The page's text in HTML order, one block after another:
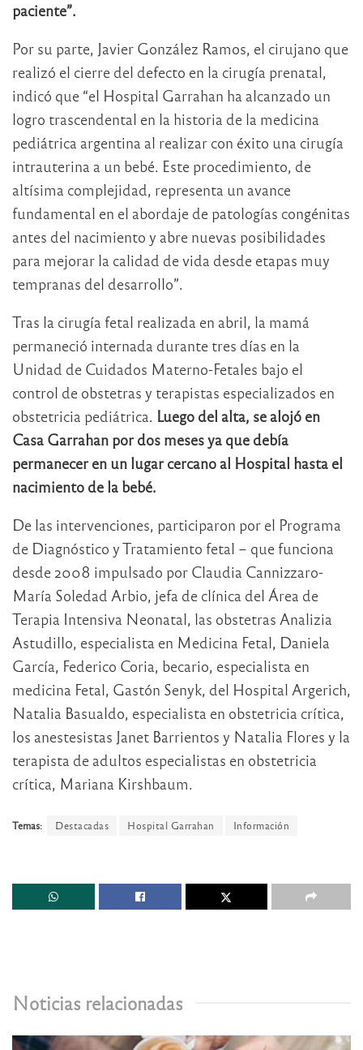
paciente”.
Por su parte, Javier González Ramos, el cirujano que
realizó el cierre del defecto en la cirugía prenatal,
indicó que “el Hospital Garrahan ha alcanzado un
logro trascendental en la historia de la medicina
pediátrica argentina al realizar con éxito una cirugía
intrauterina a un bebé. Este procedimiento, de
altísima complejidad, representa un avance
fundamental en el abordaje de patologías congénitas
antes del nacimiento y abre nuevas posibilidades
para mejorar la calidad de vida desde etapas muy
tempranas del desarrollo”.
Tras la cirugía fetal realizada en abril, la mamá
permaneció internada durante tres días en la
Unidad de Cuidados Materno-Fetales bajo el
control de obstetras y terapistas especializados en
obstetricia pediátrica. Luego del alta, se alojó en
Casa Garrahan por dos meses ya que debía
permanecer en un lugar cercano al Hospital hasta el
nacimiento de la bebé.
De las intervenciones, participaron por el Programa
de Diagnóstico y Tratamiento fetal – que funciona
desde 2008 impulsado por Claudia Cannizzaro-
María Soledad Arbio, jefa de clínica del Área de
Terapia Intensiva Neonatal, las obstetras Analizia
Astudillo, especialista en Medicina Fetal, Daniela
García, Federico Coria, becario, especialista en
medicina Fetal, ⁠Gastón Senyk, del Hospital Argerich,
Natalia Basualdo, especialista en obstetricia crítica,
los anestesistas Janet Barrientos y Natalia Flores y la
terapista de adultos especialistas en obstetricia
crítica, Mariana Kirshbaum.
Temas: Destacadas Hospital Garrahan Información
Noticias relacionadas